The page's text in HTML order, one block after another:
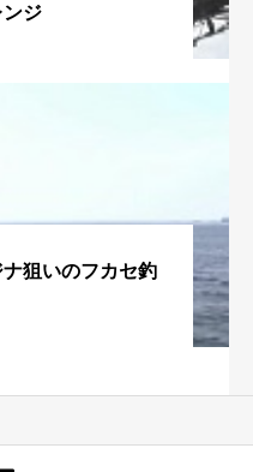
ジ
狙いのフカセ釣